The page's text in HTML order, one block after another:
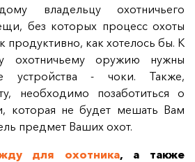
владельцу охотничьего
без которых процесс охоты
продуктивно, как хотелось бы. К
охотничьему оружию нужны
устройства - чоки. Также,
необходимо позаботиться о
которая не будет мешать Вам
предмет Ваших охот.
для охотника, а также